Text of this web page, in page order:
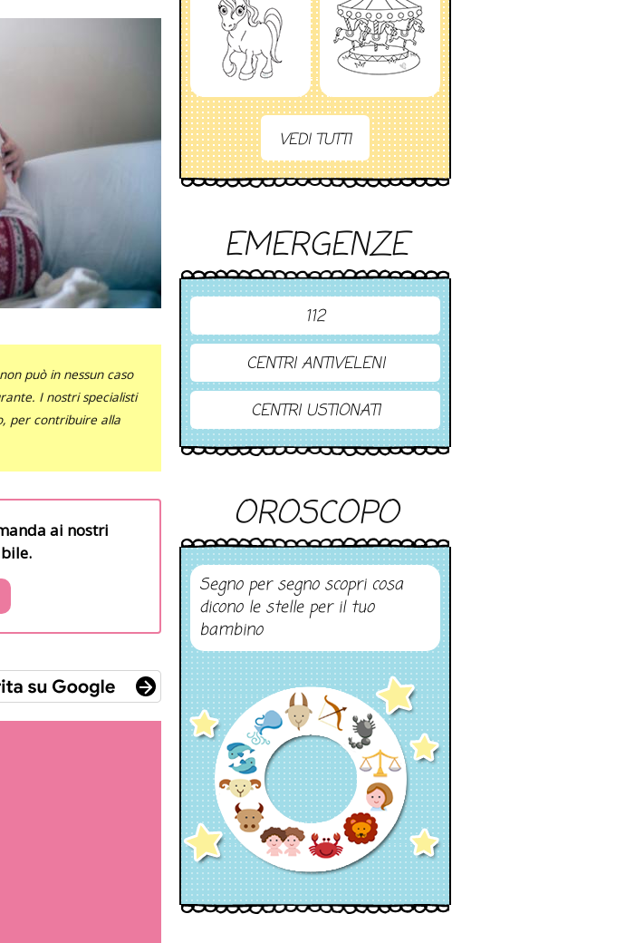
può in nessun caso
I nostri specialisti
per contribuire alla
ai nostri
VEDI TUTTI
EMERGENZE
112
CENTRI ANTIVELENI
CENTRI USTIONATI
OROSCOPO
Segno per segno scopri cosa
dicono le stelle per il tuo
bambino